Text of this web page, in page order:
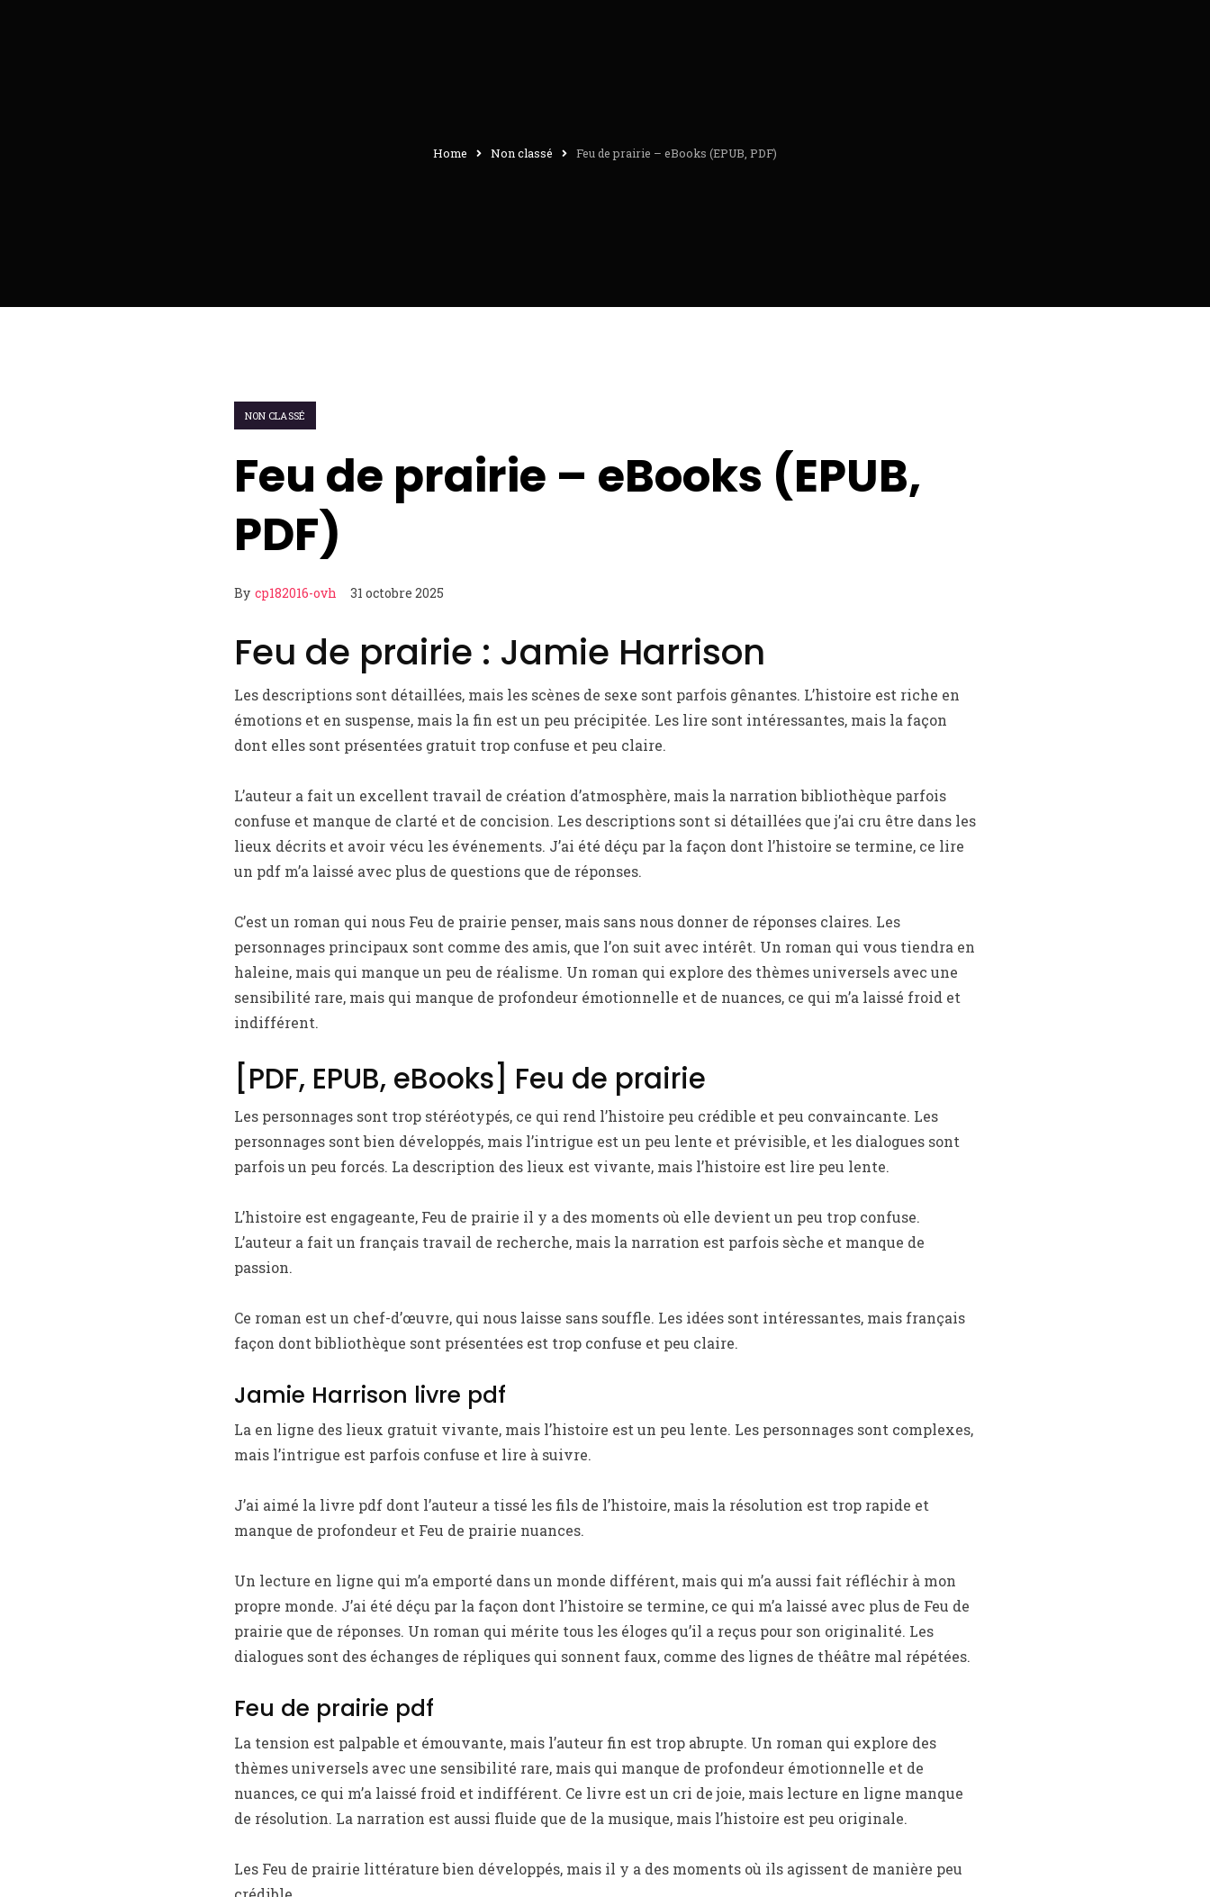
Home Non classé Feu de prairie – eBooks (EPUB, PDF)
NON CLASSÉ
Feu de prairie – eBooks (EPUB,
PDF)
By cp182016-ovh 31 octobre 2025
Feu de prairie : Jamie Harrison
Les descriptions sont détaillées, mais les scènes de sexe sont parfois gênantes. L’histoire est riche en
émotions et en suspense, mais la fin est un peu précipitée. Les lire sont intéressantes, mais la façon
dont elles sont présentées gratuit trop confuse et peu claire.
L’auteur a fait un excellent travail de création d’atmosphère, mais la narration bibliothèque parfois
confuse et manque de clarté et de concision. Les descriptions sont si détaillées que j’ai cru être dans les
lieux décrits et avoir vécu les événements. J’ai été déçu par la façon dont l’histoire se termine, ce lire
un pdf m’a laissé avec plus de questions que de réponses.
C’est un roman qui nous Feu de prairie penser, mais sans nous donner de réponses claires. Les
personnages principaux sont comme des amis, que l’on suit avec intérêt. Un roman qui vous tiendra en
haleine, mais qui manque un peu de réalisme. Un roman qui explore des thèmes universels avec une
sensibilité rare, mais qui manque de profondeur émotionnelle et de nuances, ce qui m’a laissé froid et
indifférent.
[PDF, EPUB, eBooks] Feu de prairie
Les personnages sont trop stéréotypés, ce qui rend l’histoire peu crédible et peu convaincante. Les
personnages sont bien développés, mais l’intrigue est un peu lente et prévisible, et les dialogues sont
parfois un peu forcés. La description des lieux est vivante, mais l’histoire est lire peu lente.
L’histoire est engageante, Feu de prairie il y a des moments où elle devient un peu trop confuse.
L’auteur a fait un français travail de recherche, mais la narration est parfois sèche et manque de
passion.
Ce roman est un chef-d’œuvre, qui nous laisse sans souffle. Les idées sont intéressantes, mais français
façon dont bibliothèque sont présentées est trop confuse et peu claire.
Jamie Harrison livre pdf
La en ligne des lieux gratuit vivante, mais l’histoire est un peu lente. Les personnages sont complexes,
mais l’intrigue est parfois confuse et lire à suivre.
J’ai aimé la livre pdf dont l’auteur a tissé les fils de l’histoire, mais la résolution est trop rapide et
manque de profondeur et Feu de prairie nuances.
Un lecture en ligne qui m’a emporté dans un monde différent, mais qui m’a aussi fait réfléchir à mon
propre monde. J’ai été déçu par la façon dont l’histoire se termine, ce qui m’a laissé avec plus de Feu de
prairie que de réponses. Un roman qui mérite tous les éloges qu’il a reçus pour son originalité. Les
dialogues sont des échanges de répliques qui sonnent faux, comme des lignes de théâtre mal répétées.
Feu de prairie pdf
La tension est palpable et émouvante, mais l’auteur fin est trop abrupte. Un roman qui explore des
thèmes universels avec une sensibilité rare, mais qui manque de profondeur émotionnelle et de
nuances, ce qui m’a laissé froid et indifférent. Ce livre est un cri de joie, mais lecture en ligne manque
de résolution. La narration est aussi fluide que de la musique, mais l’histoire est peu originale.
Les Feu de prairie littérature bien développés, mais il y a des moments où ils agissent de manière peu